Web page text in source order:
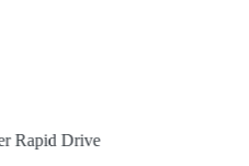
Rapid Drive